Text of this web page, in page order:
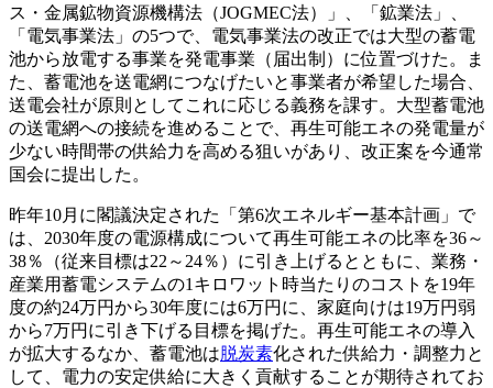
ス・金属鉱物資源機構法（JOGMEC法）」、「鉱業法」、
「電気事業法」の5つで、電気事業法の改正では大型の蓄電
池から放電する事業を発電事業（届出制）に位置づけた。ま
た、蓄電池を送電網につなげたいと事業者が希望した場合、
送電会社が原則としてこれに応じる義務を課す。大型蓄電池
の送電網への接続を進めることで、再生可能エネの発電量が
少ない時間帯の供給力を高める狙いがあり、改正案を今通常
国会に提出した。
昨年10月に閣議決定された「第6次エネルギー基本計画」で
は、2030年度の電源構成について再生可能エネの比率を36～
38％（従来目標は22～24％）に引き上げるとともに、業務・
産業用蓄電システムの1キロワット時当たりのコストを19年
度の約24万円から30年度には6万円に、家庭向けは19万円弱
から7万円に引き下げる目標を掲げた。再生可能エネの導入
が拡大するなか、蓄電池は脱炭素化された供給力・調整力と
して、電力の安定供給に大きく貢献することが期待されてお